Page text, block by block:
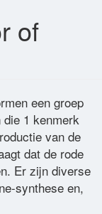
of
een groep
1 kenmerk
van de
dat de rode
Er zijn diverse
synthese en,